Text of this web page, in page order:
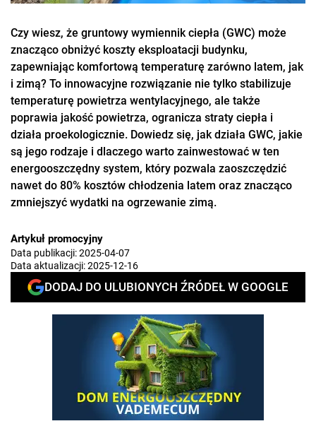
Czy wiesz, że gruntowy wymiennik ciepła (GWC) może
znacząco obniżyć koszty eksploatacji budynku,
zapewniając komfortową temperaturę zarówno latem, jak
i zimą? To innowacyjne rozwiązanie nie tylko stabilizuje
temperaturę powietrza wentylacyjnego, ale także
poprawia jakość powietrza, ogranicza straty ciepła i
działa proekologicznie. Dowiedz się, jak działa GWC, jakie
są jego rodzaje i dlaczego warto zainwestować w ten
energooszczędny system, który pozwala zaoszczędzić
nawet do 80% kosztów chłodzenia latem oraz znacząco
zmniejszyć wydatki na ogrzewanie zimą.
Artykuł promocyjny
Data publikacji:2025-04-07
Data aktualizacji:2025-12-16
DODAJ DO ULUBIONYCH ŹRÓDEŁ W GOOGLE